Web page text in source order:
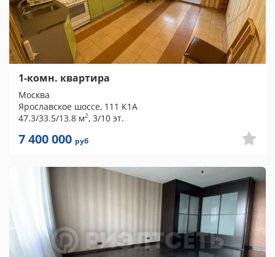
1-комн. квартира
Москва
Ярославское шоссе, 111 К1А
47.3/33.5/13.8 м2, 3/10 эт.
7 400 000 руб